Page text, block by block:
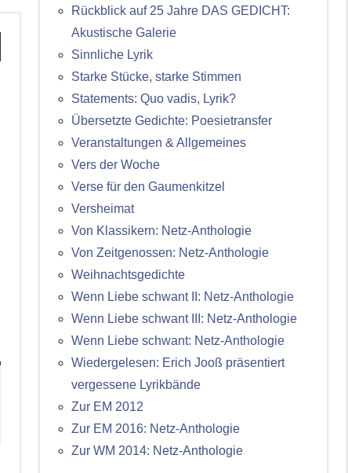
Rückblick auf 25 Jahre DAS GEDICHT:
Akustische Galerie
Sinnliche Lyrik
Starke Stücke, starke Stimmen
Statements: Quo vadis, Lyrik?
Übersetzte Gedichte: Poesietransfer
Veranstaltungen & Allgemeines
Vers der Woche
Verse für den Gaumenkitzel
Versheimat
Von Klassikern: Netz-Anthologie
Von Zeitgenossen: Netz-Anthologie
Weihnachtsgedichte
Wenn Liebe schwant II: Netz-Anthologie
Wenn Liebe schwant III: Netz-Anthologie
Wenn Liebe schwant: Netz-Anthologie
Wiedergelesen: Erich Jooß präsentiert
vergessene Lyrikbände
Zur EM 2012
Zur EM 2016: Netz-Anthologie
Zur WM 2014: Netz-Anthologie